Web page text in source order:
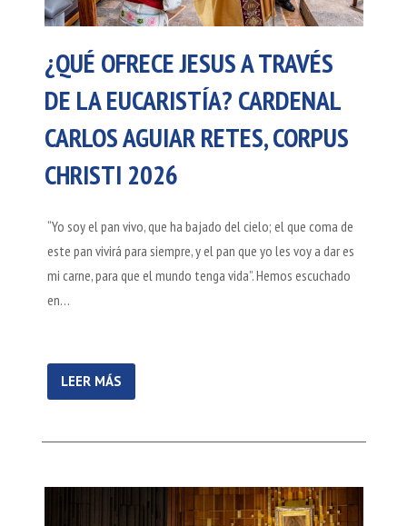
¿QUÉ OFRECE JESUS A TRAVÉS
DE LA EUCARISTÍA? CARDENAL
CARLOS AGUIAR RETES, CORPUS
CHRISTI 2026
“Yo soy el pan vivo, que ha bajado del cielo; el que coma de
este pan vivirá para siempre, y el pan que yo les voy a dar es
mi carne, para que el mundo tenga vida”. Hemos escuchado
en…
LEER MÁS